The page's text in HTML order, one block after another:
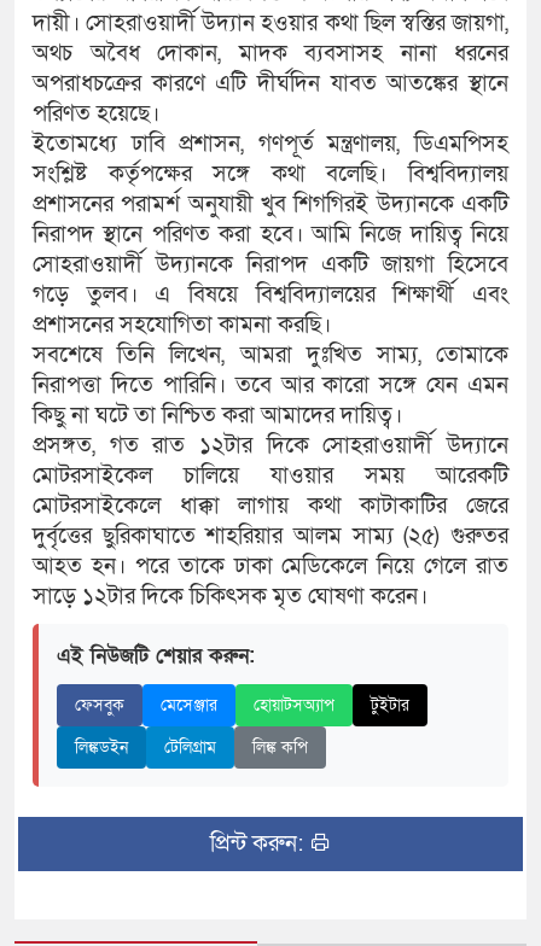
দায়ী। সোহরাওয়ার্দী উদ্যান হওয়ার কথা ছিল স্বস্তির জায়গা,
অথচ অবৈধ দোকান, মাদক ব্যবসাসহ নানা ধরনের
অপরাধচক্রের কারণে এটি দীর্ঘদিন যাবত আতঙ্কের স্থানে
পরিণত হয়েছে।
ইতোমধ্যে ঢাবি প্রশাসন, গণপূর্ত মন্ত্রণালয়, ডিএমপিসহ
সংশ্লিষ্ট কর্তৃপক্ষের সঙ্গে কথা বলেছি। বিশ্ববিদ্যালয়
প্রশাসনের পরামর্শ অনুযায়ী খুব শিগগিরই উদ্যানকে একটি
নিরাপদ স্থানে পরিণত করা হবে। আমি নিজে দায়িত্ব নিয়ে
সোহরাওয়ার্দী উদ্যানকে নিরাপদ একটি জায়গা হিসেবে
গড়ে তুলব। এ বিষয়ে বিশ্ববিদ্যালয়ের শিক্ষার্থী এবং
প্রশাসনের সহযোগিতা কামনা করছি।
সবশেষে তিনি লিখেন, আমরা দুঃখিত সাম্য, তোমাকে
নিরাপত্তা দিতে পারিনি। তবে আর কারো সঙ্গে যেন এমন
কিছু না ঘটে তা নিশ্চিত করা আমাদের দায়িত্ব।
প্রসঙ্গত, গত রাত ১২টার দিকে সোহরাওয়ার্দী উদ্যানে
মোটরসাইকেল চালিয়ে যাওয়ার সময় আরেকটি
মোটরসাইকেলে ধাক্কা লাগায় কথা কাটাকাটির জেরে
দুর্বৃত্তের ছুরিকাঘাতে শাহরিয়ার আলম সাম্য (২৫) গুরুতর
আহত হন। পরে তাকে ঢাকা মেডিকেলে নিয়ে গেলে রাত
সাড়ে ১২টার দিকে চিকিৎসক মৃত ঘোষণা করেন।
এই নিউজটি শেয়ার করুন:
ফেসবুক মেসেঞ্জার হোয়াটসঅ্যাপ
টুইটার
লিঙ্কডইন
টেলিগ্রাম লিঙ্ক কপি
প্রিন্ট করুন: